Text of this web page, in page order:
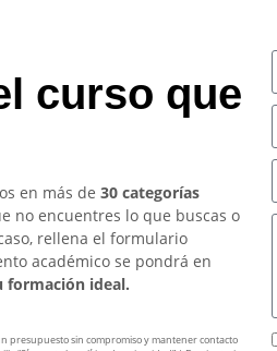
curso que
en más de 30 categorías
no encuentres lo que buscas o
rellena el formulario
académico se pondrá en
formación ideal.
presupuesto sin compromiso y mantener contacto